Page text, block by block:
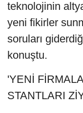
teknolojinin
yeni fikirler
soruları
konuştu.
'YENİ
STANTLARI